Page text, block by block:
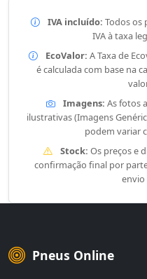
IVA incluído: Todos os
IVA à taxa
EcoValor: A Taxa de
é calculada com base na
Imagens: As fotos
ilustrativas (Imagens
podem variar
Stock: Os preços e
confirmação final por
envio
Pneus Online